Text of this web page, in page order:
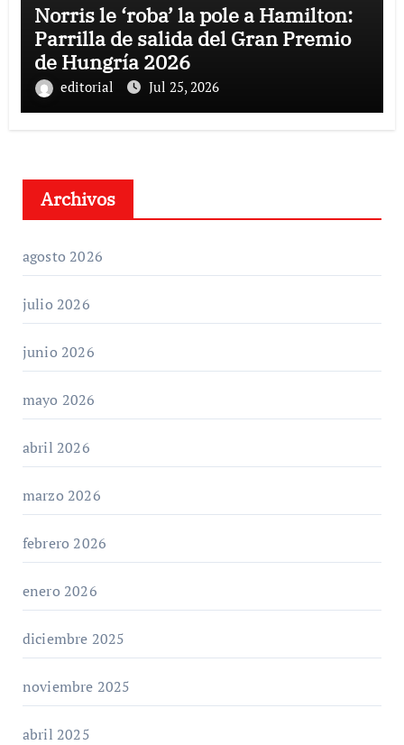
Norris le ‘roba’ la pole a Hamilton:
Parrilla de salida del Gran Premio
de Hungría 2026
editorial Jul 25, 2026
Archivos
agosto 2026
julio 2026
junio 2026
mayo 2026
abril 2026
marzo 2026
febrero 2026
enero 2026
diciembre 2025
noviembre 2025
abril 2025